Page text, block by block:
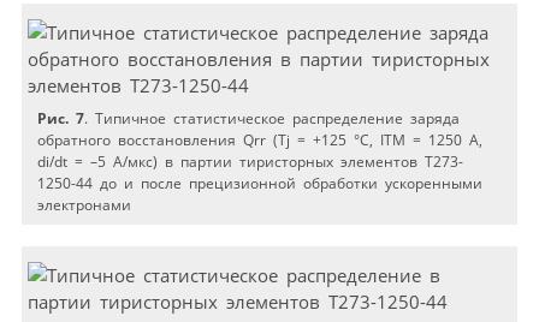
Рис. 7. Типичное статистическое распределение заряда
обратного восстановления Qrr (Tj = +125 °C, ITM = 1250 А,
di/dt = –5 А/мкс) в партии тиристорных элементов Т273-
1250-44 до и после прецизионной обработки ускоренными
электронами